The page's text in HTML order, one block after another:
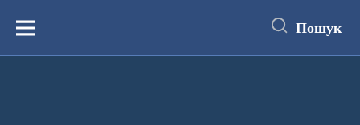
вмістуМеню Пошук